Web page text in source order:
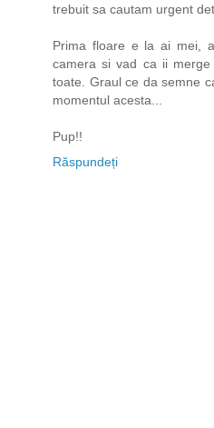
trebuit sa cautam urgent
Prima floare e la ai mei,
camera si vad ca ii
toate. Graul ce da semne
momentul acesta...
Pup!!
Răspundeți